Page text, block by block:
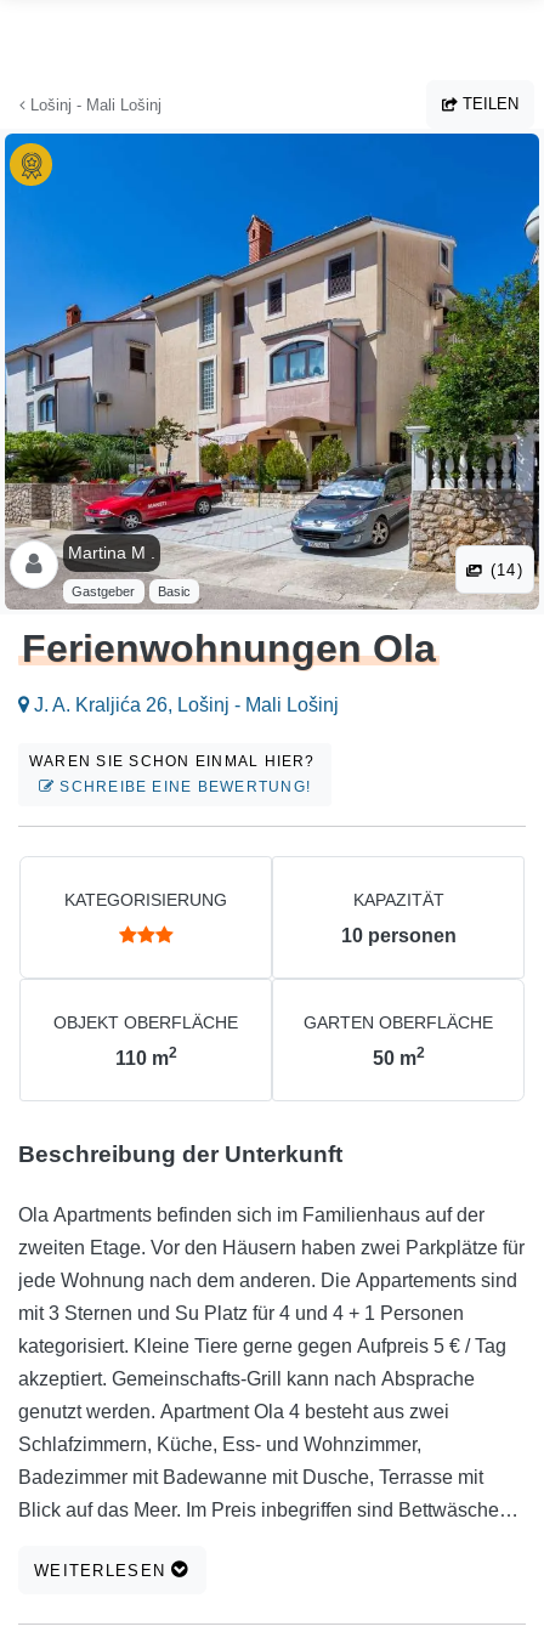
Lošinj - Mali Lošinj TEILEN
Martina M .
Gastgeber Basic
(14)
Ferienwohnungen Ola
J. A. Kraljića 26, Lošinj - Mali Lošinj
WAREN SIE SCHON EINMAL HIER?
SCHREIBE EINE BEWERTUNG!
KATEGORISIERUNG KAPAZITÄT
10 personen
OBJEKT OBERFLÄCHE
110 m2
GARTEN OBERFLÄCHE
50 m2
Beschreibung der Unterkunft
Ola Apartments befinden sich im Familienhaus auf der
zweiten Etage. Vor den Häusern haben zwei Parkplätze für
jede Wohnung nach dem anderen. Die Appartements sind
mit 3 Sternen und Su Platz für 4 und 4 + 1 Personen
kategorisiert. Kleine Tiere gerne gegen Aufpreis 5 € / Tag
akzeptiert. Gemeinschafts-Grill kann nach Absprache
genutzt werden. Apartment Ola 4 besteht aus zwei
Schlafzimmern, Küche, Ess- und Wohnzimmer,
Badezimmer mit Badewanne mit Dusche, Terrasse mit
Blick auf das Meer. Im Preis inbegriffen sind Bettwäsche
Sat. Ola Apartment 4 + 1 besteht aus zwei Schlafzimmern,
WEITERLESEN